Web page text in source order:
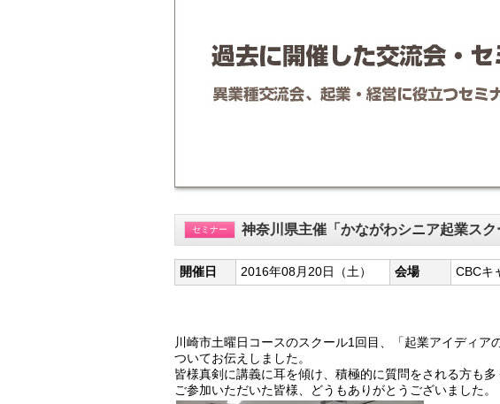
セミナー 神奈川県主催「かながわシニア起業スク
開催日 2016年08月20日（土） 会場 CBCキ
川崎市土曜日コースのスクール1回目、「起業アイディ
ついてお伝えしました。
皆様真剣に講義に耳を傾け、積極的に質問をされる方も
ご参加いただいた皆様、どうもありがとうございました。